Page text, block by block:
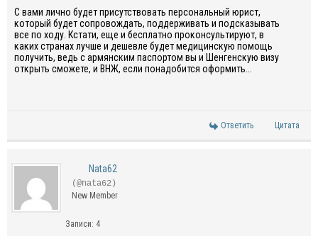
С вами лично будет присутствовать персональный юрист,
который будет сопровождать, поддерживать и подсказывать
все по ходу. Кстати, еще и бесплатно проконсультируют, в
каких странах лучше и дешевле будет медицинскую помощь
получить, ведь с армянским паспортом вы и Шенгенскую визу
открыть сможете, и ВНЖ, если понадобится оформить...
Ответить Цитата
Nata62
(@nata62)
New Member
Записи: 4